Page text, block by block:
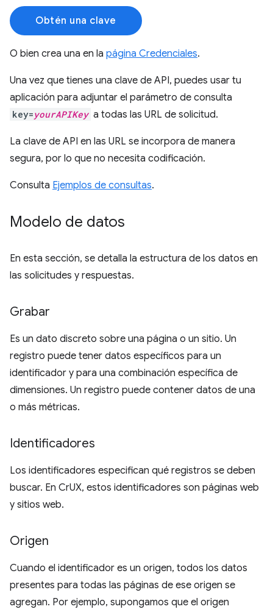
Obtén una clave
O bien crea una en la página Credenciales.
Una vez que tienes una clave de API, puedes usar tu
aplicación para adjuntar el parámetro de consulta
key=yourAPIKey a todas las URL de solicitud.
La clave de API en las URL se incorpora de manera
segura, por lo que no necesita codificación.
Consulta Ejemplos de consultas.
Modelo de datos
En esta sección, se detalla la estructura de los datos en
las solicitudes y respuestas.
Grabar
Es un dato discreto sobre una página o un sitio. Un
registro puede tener datos específicos para un
identificador y para una combinación específica de
dimensiones. Un registro puede contener datos de una
o más métricas.
Identificadores
Los identificadores especifican qué registros se deben
buscar. En CrUX, estos identificadores son páginas web
y sitios web.
Origen
Cuando el identificador es un origen, todos los datos
presentes para todas las páginas de ese origen se
agregan. Por ejemplo, supongamos que el origen